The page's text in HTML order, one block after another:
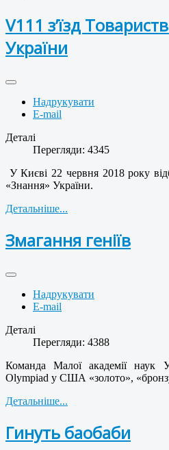
V111 з’їзд
України
Надрукувати
E-mail
Деталі
Перегляди: 4345
У Києві 22 червня 2018 року
«Знання» України.
Детальніше...
Змагання геніїв
Надрукувати
E-mail
Деталі
Перегляди: 4388
Команда Малої академії наук
Olympiad у США «золото»,
Детальніше...
Гинуть баобаби